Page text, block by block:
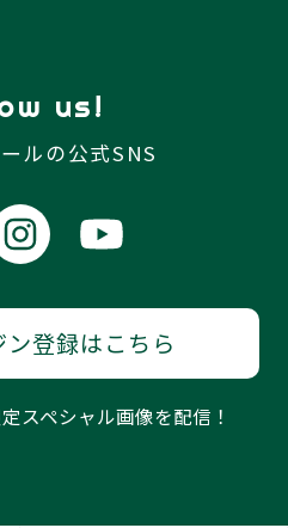
us!
ルの公式SNS
登録はこちら
スペシャル画像を配信！